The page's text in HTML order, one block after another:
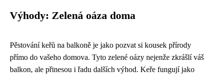
Výhody: Zelená oáza doma
Pěstování keřů na balkoně je jako pozvat si kousek přírody
přímo do vašeho domova. Tyto zelené oázy nejenže zkrášlí váš
balkon, ale přinesou i řadu dalších výhod. Keře fungují jako